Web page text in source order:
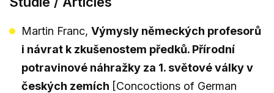
Martin Franc, Výmysly německých profesorů
i návrat k zkušenostem předků. Přírodní
potravinové náhražky za 1. světové války v
českých zemích [Concoctions of German